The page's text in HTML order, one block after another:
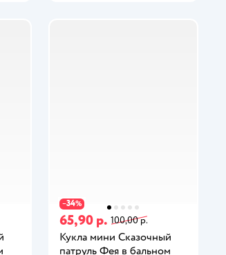
−34%
65,90 р. 100,00 р.
Кукла мини Сказочный
патруль Фея в бальном